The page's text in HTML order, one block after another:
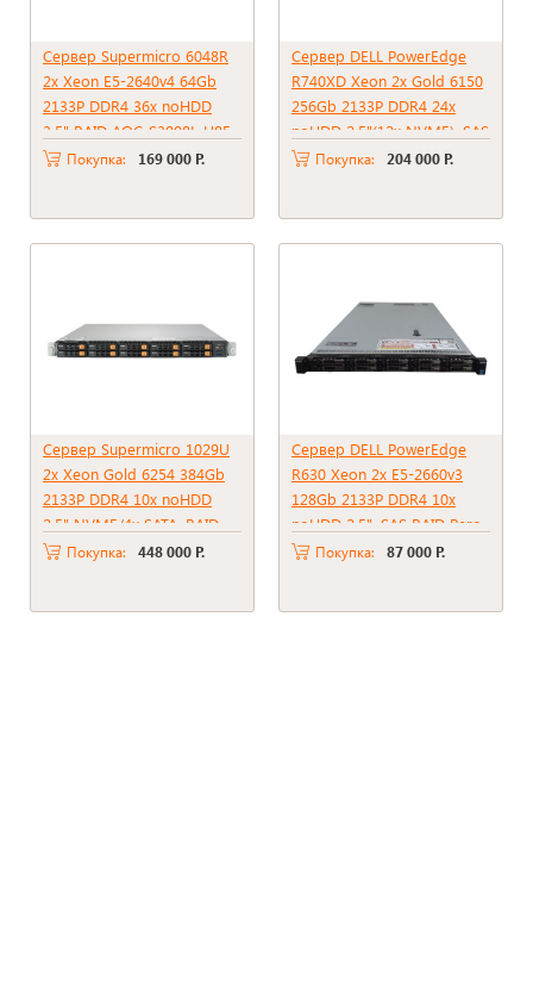
Сервер Supermicro 6048R
2x Xeon E5-2640v4 64Gb
2133P DDR4 36x noHDD
3.5" RAID AOC-S3008L-H8E ,
2*PSU 1280W
Покупка: 169 000 Р.
Сервер DELL PowerEdge
R740XD Xeon 2x Gold 6150
256Gb 2133P DDR4 24x
noHDD 2.5"(12x NVME), SAS
RAID Perc H730p, 2Gb,
Покупка: 204 000 Р.
Сервер Supermicro 1029U
2x Xeon Gold 6254 384Gb
2133P DDR4 10x noHDD
2.5" NVME/4x SATA, RAID
C621, PSU 1000W
Покупка: 448 000 Р.
Сервер DELL PowerEdge
R630 Xeon 2x E5-2660v3
128Gb 2133P DDR4 10x
noHDD 2.5", SAS RAID Perc
H330, 2*PSU 495W
Покупка: 87 000 Р.